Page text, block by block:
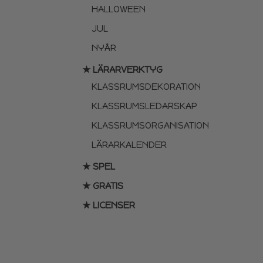
HALLOWEEN
JUL
NYÅR
★ LÄRARVERKTYG
KLASSRUMSDEKORATION
KLASSRUMSLEDARSKAP
KLASSRUMSORGANISATION
LÄRARKALENDER
★ SPEL
★ GRATIS
★ LICENSER